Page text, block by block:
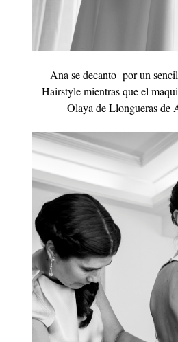
Ana se decanto por un
Hairstyle mientras que el
Olaya de Llongueras de